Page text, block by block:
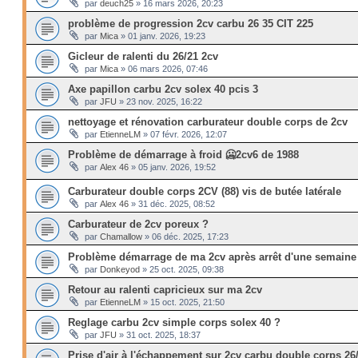
par deuch25» 16 mars 2026, 20:23
problème de progression 2cv carbu 26 35 CIT 225
par Mica» 01 janv. 2026, 19:23
Gicleur de ralenti du 26/21 2cv
par Mica» 06 mars 2026, 07:46
Axe papillon carbu 2cv solex 40 pcis 3
par JFU » 23 nov. 2025, 16:22
nettoyage et rénovation carburateur double corps de 2cv
par EtienneLM» 07 févr. 2026, 12:07
Problème de démarrage à froid 🥶2cv6 de 1988
par Alex 46» 05 janv. 2026, 19:52
Carburateur double corps 2CV (88) vis de butée latérale
par Alex 46» 31 déc. 2025, 08:52
Carburateur de 2cv poreux ?
par Chamallow» 06 déc. 2025, 17:23
Problème démarrage de ma 2cv après arrêt d'une semaine
par Donkeyod » 25 oct. 2025, 09:38
Retour au ralenti capricieux sur ma 2cv
par EtienneLM » 15 oct. 2025, 21:50
Reglage carbu 2cv simple corps solex 40 ?
par JFU » 31 oct. 2025, 18:37
Prise d'air à l'échappement sur 2cv carbu double corps